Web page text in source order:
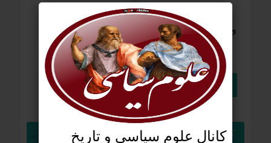
وب‌ سایت
کانال تلگرام علوم سیاسی
کانال علوم‌ سیاسی و تاریخ